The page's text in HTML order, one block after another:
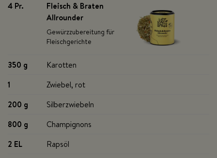
4 Pr.
Fleisch & Braten
Allrounder
Gewürzzubereitung für
Fleischgerichte
350 g
Karotten
1
Zwiebel, rot
200 g
Silberzwiebeln
800 g
Champignons
2 EL
Rapsöl